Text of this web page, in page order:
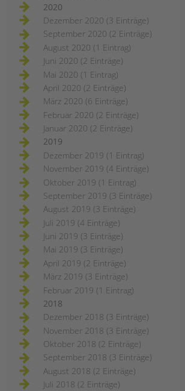
2020
Dezember 2020 (3 Einträge)
September 2020 (2 Einträge)
August 2020 (1 Eintrag)
Juni 2020 (2 Einträge)
Mai 2020 (1 Eintrag)
April 2020 (2 Einträge)
März 2020 (6 Einträge)
Februar 2020 (2 Einträge)
Januar 2020 (2 Einträge)
2019
Dezember 2019 (1 Eintrag)
November 2019 (4 Einträge)
Oktober 2019 (1 Eintrag)
September 2019 (3 Einträge)
August 2019 (3 Einträge)
Juli 2019 (4 Einträge)
Juni 2019 (3 Einträge)
Mai 2019 (3 Einträge)
April 2019 (2 Einträge)
März 2019 (3 Einträge)
Februar 2019 (1 Eintrag)
2018
Dezember 2018 (3 Einträge)
November 2018 (3 Einträge)
Oktober 2018 (2 Einträge)
September 2018 (3 Einträge)
August 2018 (2 Einträge)
Juli 2018 (2 Einträge)